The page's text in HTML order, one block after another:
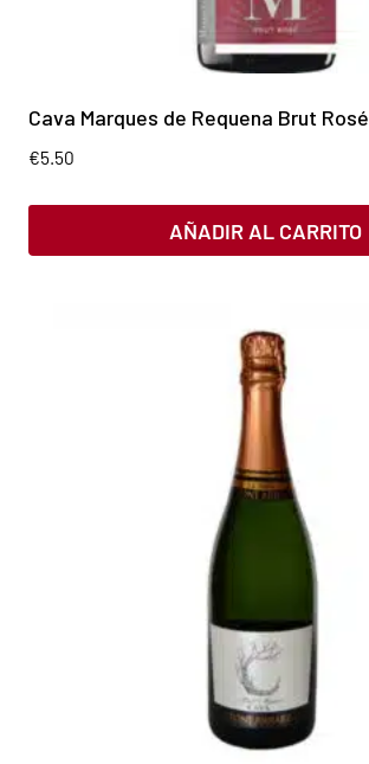
Cava Marques de Requena Brut Rosé
€5.50
AÑADIR AL CARRITO